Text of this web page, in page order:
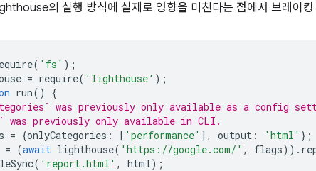
의 실행 방식에 실제로 영향을 미친다는 점에서 브레이
( 'fs' );
= require( 'lighthouse' );
run()
{
was previously only available as a config
was previously only available in CLI.
= {onlyCategories : [ 'performance' ], output : 'html' };
= (await lighthouse( 'https://google.com/' , flags)).
( 'report.html' , html);